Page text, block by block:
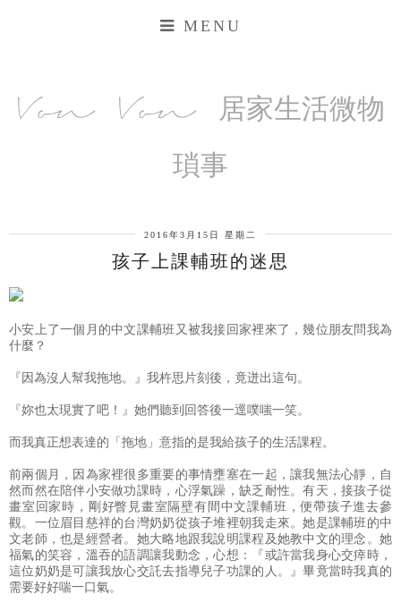
MENU
Von Von 居家生活微物
瑣事
2016年3月15日 星期二
孩子上課輔班的迷思
小安上了一個月的中文課輔班又被我接回家裡來了，幾位朋友問我為
什麼？
『因為沒人幫我拖地。』我杵思片刻後，竟迸出這句。
『妳也太現實了吧！』她們聽到回答後一逕噗嗤一笑。
而我真正想表達的「拖地」意指的是我給孩子的生活課程。
前兩個月，因為家裡很多重要的事情壅塞在一起，讓我無法心靜，自
然而然在陪伴小安做功課時，心浮氣躁，缺乏耐性。有天，接孩子從
畫室回家時，剛好瞥見畫室隔壁有間中文課輔班，便帶孩子進去參
觀。一位眉目慈祥的台灣奶奶從孩子堆裡朝我走來。她是課輔班的中
文老師，也是經營者。她大略地跟我說明課程及她教中文的理念。她
福氣的笑容，溫吞的語調讓我動念，心想：『或許當我身心交瘁時，
這位奶奶是可讓我放心交託去指導兒子功課的人。』畢竟當時我真的
需要好好喘一口氣。